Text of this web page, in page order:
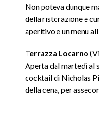
Non poteva dunque
della ristorazione è
aperitivo e un menu
Terrazza Locarno
Aperta dal martedì al
cocktail di Nicholas
della cena, per